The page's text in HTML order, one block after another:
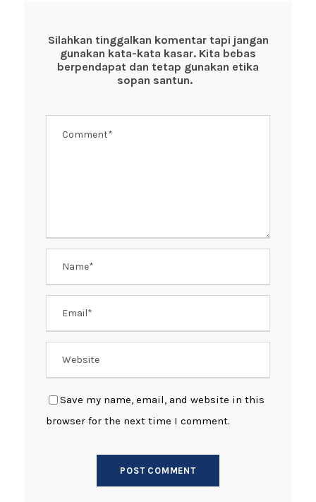
o
o
p
p
Silahkan tinggalkan komentar tapi jangan
gunakan kata-kata kasar. Kita bebas
berpendapat dan tetap gunakan etika
sopan santun.
Save my name, email, and website in this
browser for the next time I comment.